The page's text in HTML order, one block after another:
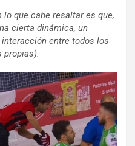
que cabe resaltar es que,
cierta dinámica, un
entre todos los
propias).